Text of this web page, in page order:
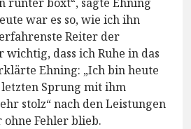
war es so, wie ich ihn
Reiter der
wichtig, dass ich Ruhe in das
Ehning: „Ich bin heute
Sprung mit ihm
stolz“ nach den Leistungen
ohne Fehler blieb.